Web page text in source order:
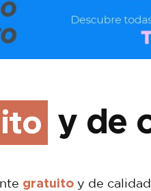
y de
gratuitoy de